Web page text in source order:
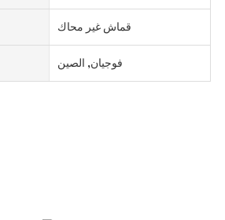
قماش غير محاك
فوجيان, الصين